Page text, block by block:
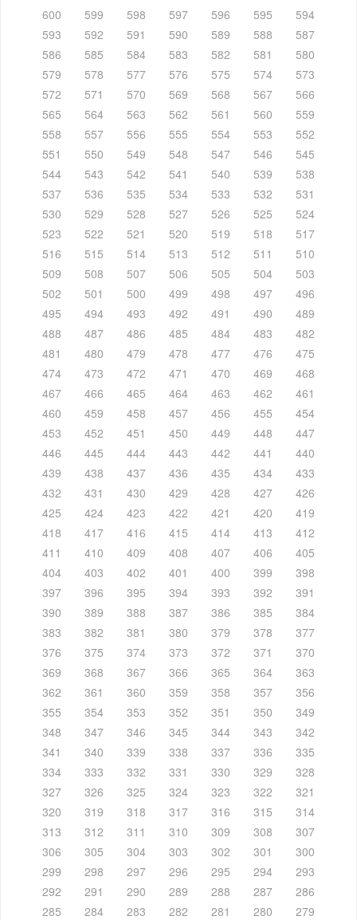
600
599 598 597 596 595
594
593
592 591 590 589 588
587
586
585 584 583 582 581
580
579
578 577 576 575 574
573
572
571 570 569 568 567
566
565
564 563 562 561 560
559
558
557 556 555 554 553
552
551
550 549 548 547 546
545
544
543 542 541 540 539
538
537
536 535 534 533 532
531
530
529 528 527 526 525
524
523
522 521 520 519 518
517
516
515 514 513 512 511
510
509
508 507 506 505 504
503
502
501 500 499 498 497
496
495
494 493 492 491 490
489
488
487 486 485 484 483
482
481
480 479 478 477 476
475
474
473 472 471 470 469
468
467
466 465 464 463 462
461
460
459 458 457 456 455
454
453
452 451 450 449 448
447
446
445 444 443 442 441
440
439
438 437 436 435 434
433
432
431 430 429 428 427
426
425
424 423 422 421 420
419
418
417 416 415 414 413
412
411
410 409 408 407 406
405
404
403 402 401 400 399
398
397
396 395 394 393 392
391
390
389 388 387 386 385
384
383
382 381 380 379 378
377
376
375 374 373 372 371
370
369
368 367 366 365 364
363
362
361 360 359 358 357
356
355
354 353 352 351 350
349
348
347 346 345 344 343
342
341
340 339 338 337 336
335
334
333 332 331 330 329
328
327
326 325 324 323 322
321
320
319 318 317 316 315
314
313
312 311 310 309 308
307
306
305 304 303 302 301
300
299
298 297 296 295 294
293
292
291 290 289 288 287
286
285
284 283 282 281 280
279